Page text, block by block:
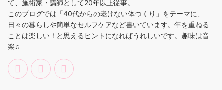
て、施術家・講師として20年以上従事。
このブログでは「40代からの老けない体つくり」をテーマに、
日々の暮らしや簡単なセルフケアなど書いています。年を重ねる
ことは楽しい！と思えるヒントになればうれしいです。趣味は音
楽♫